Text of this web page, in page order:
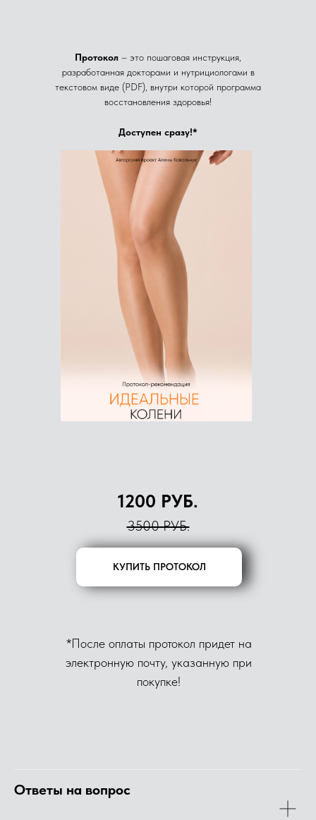
КУПИТЬ ПРОТОКОЛ
1200 РУБ.
*После оплаты протокол придет на
электронную почту, указанную при
покупке!
Доступен сразу!*
3500 РУБ.
Протокол – это пошаговая инструкция,
разработанная докторами и нутрициологами в
текстовом виде (PDF), внутри которой программа
восстановления здоровья!
Ответы на вопрос